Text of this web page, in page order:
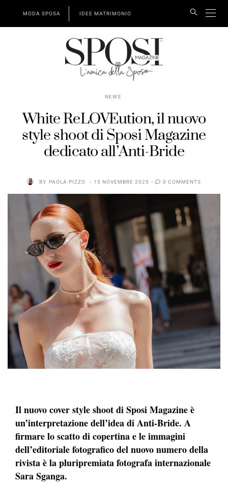
MODA SPOSA IDEE MATRIMONIO
NEWS
White ReLOVEution, il nuovo
style shoot di Sposi Magazine
dedicato all’Anti-Bride
BY PAOLA PIZZO 15 NOVEMBRE 2025 0 COMMENTS
Il nuovo cover style shoot di Sposi Magazine è
un’interpretazione dell’idea di Anti-Bride. A
firmare lo scatto di copertina e le immagini
dell’editoriale fotografico del nuovo numero della
rivista è la pluripremiata fotografa internazionale
Sara Sganga.